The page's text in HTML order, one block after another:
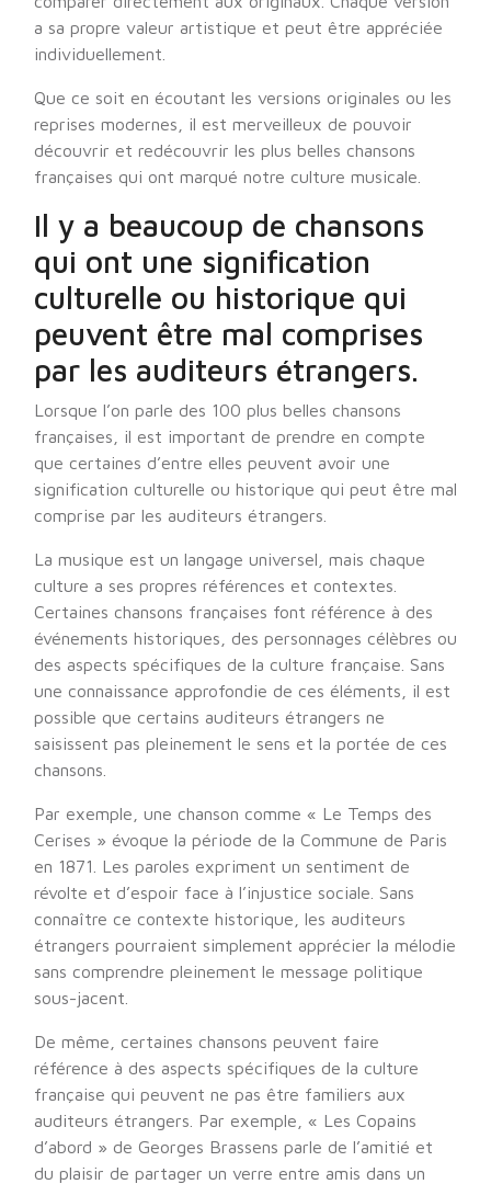
a sa propre valeur artistique et peut être appréciée
individuellement.
Que ce soit en écoutant les versions originales ou les
reprises modernes, il est merveilleux de pouvoir
découvrir et redécouvrir les plus belles chansons
françaises qui ont marqué notre culture musicale.
Il y a beaucoup de chansons
qui ont une signification
culturelle ou historique qui
peuvent être mal comprises
par les auditeurs étrangers.
Lorsque l’on parle des 100 plus belles chansons
françaises, il est important de prendre en compte
que certaines d’entre elles peuvent avoir une
signification culturelle ou historique qui peut être mal
comprise par les auditeurs étrangers.
La musique est un langage universel, mais chaque
culture a ses propres références et contextes.
Certaines chansons françaises font référence à des
événements historiques, des personnages célèbres ou
des aspects spécifiques de la culture française. Sans
une connaissance approfondie de ces éléments, il est
possible que certains auditeurs étrangers ne
saisissent pas pleinement le sens et la portée de ces
chansons.
Par exemple, une chanson comme « Le Temps des
Cerises » évoque la période de la Commune de Paris
en 1871. Les paroles expriment un sentiment de
révolte et d’espoir face à l’injustice sociale. Sans
connaître ce contexte historique, les auditeurs
étrangers pourraient simplement apprécier la mélodie
sans comprendre pleinement le message politique
sous-jacent.
De même, certaines chansons peuvent faire
référence à des aspects spécifiques de la culture
française qui peuvent ne pas être familiers aux
auditeurs étrangers. Par exemple, « Les Copains
d’abord » de Georges Brassens parle de l’amitié et
du plaisir de partager un verre entre amis dans un